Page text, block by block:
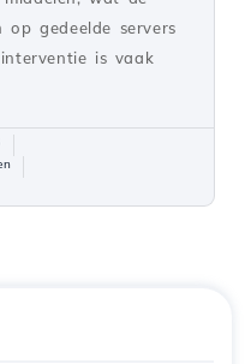
op gedeelde servers
is vaak